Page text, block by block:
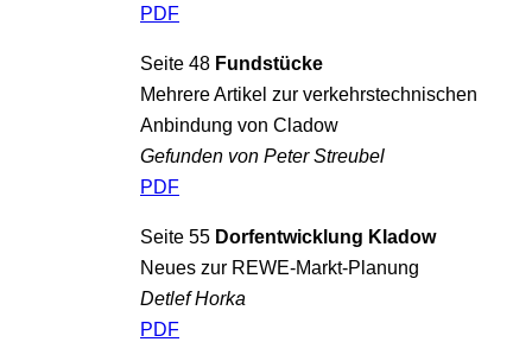
PDF
Seite 48 Fundstücke
Mehrere Artikel zur verkehrstechnischen
Anbindung von Cladow
Gefunden von Peter Streubel
PDF
Seite 55 Dorfentwicklung Kladow
Neues zur REWE-Markt-Planung
Detlef Horka
PDF